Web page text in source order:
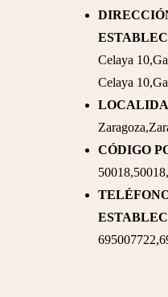
Celaya
Celaya
CÓDIGO